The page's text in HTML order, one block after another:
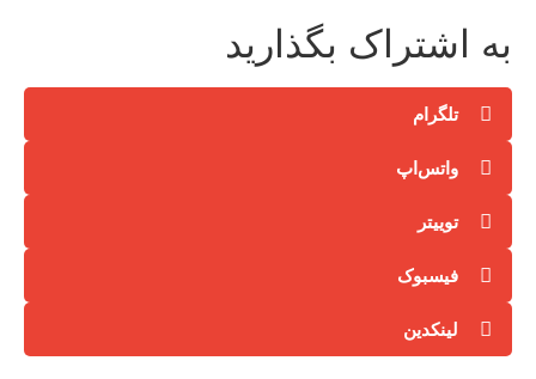
به اشتراک بگذارید
تلگرام
واتس‌اپ
توییتر
فیسبوک
لینکدین